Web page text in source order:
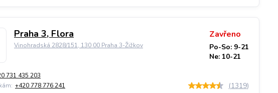
Praha 3, Flora
Vinohradská 2828/151, 130 00 Praha 3-Žižkov
Zavřeno
Po-So: 9-21
Ne: 10-21
731 435 203
+420 778 776 241 (1319)